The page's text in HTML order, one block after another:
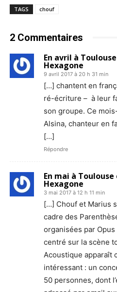
TAGS chouf
2 Commentaires
En avril à
Hexagone
9 avril 2017 à 20 h 31 min
[…] chantent en
ré-écriture – à leur
son groupe. Ce
Alsina, chanteur en
[…]
Répondre
En mai à
Hexagone
3 mai 2017 à 12 h 11 min
[…] Chouf et Marius
cadre des
organisées par
centré sur la scène
Acoustique apparaît
intéressant : un
50 personnes, dont